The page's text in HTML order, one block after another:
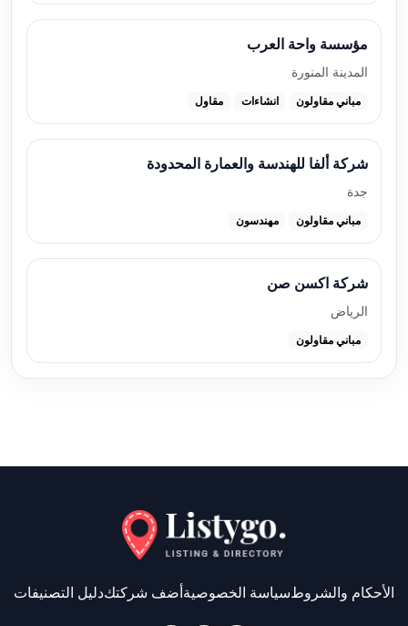
مؤسسة واحة العرب
المدينة المنورة
مباني مقاولون انشاءات مقاول
شركة ألفا للهندسة والعمارة المحدودة
جدة
مباني مقاولون مهندسون
شركة اكسن صن
الرياض
مباني مقاولون
الأحكام والشروطسياسة الخصوصيةأضف شركتكدليل التصنيفات